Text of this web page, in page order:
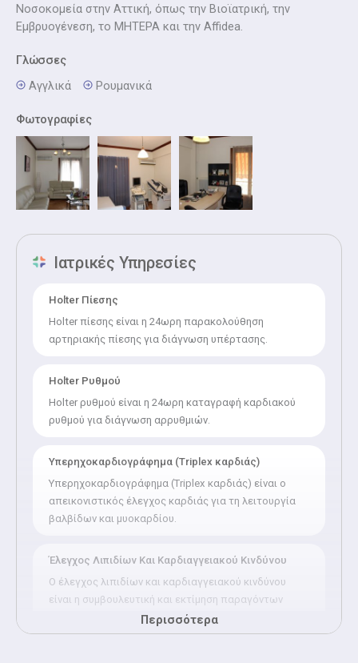
Νοσοκομεία στην Αττική, όπως την Βιοϊατρική, την
Εμβρυογένεση, το ΜΗΤΕΡΑ και την Affidea.
Γλώσσες
Αγγλικά
Ρουμανικά
Φωτογραφίες
Ιατρικές Υπηρεσίες
Holter Πίεσης
Holter πίεσης είναι η 24ωρη παρακολούθηση
αρτηριακής πίεσης για διάγνωση υπέρτασης.
Holter Ρυθμού
Holter ρυθμού είναι η 24ωρη καταγραφή καρδιακού
ρυθμού για διάγνωση αρρυθμιών.
Υπερηχοκαρδιογράφημα (Triplex καρδιάς)
Υπερηχοκαρδιογράφημα (Triplex καρδιάς) είναι ο
απεικονιστικός έλεγχος καρδιάς για τη λειτουργία
βαλβίδων και μυοκαρδίου.
Έλεγχος Λιπιδίων Και Καρδιαγγειακού Κινδύνου
Ο έλεγχος λιπιδίων και καρδιαγγειακού κινδύνου
είναι η συμβουλευτική και εκτίμηση παραγόντων
κινδύνου για καρδιαγγειακά νοσήματα.
Περισσότερα